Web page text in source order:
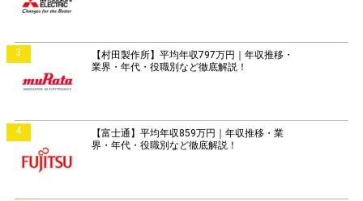
3
【村田製作所】平均年収797万円｜年収推移・
業界・年代・役職別など徹底解説！
4
【富士通】平均年収859万円｜年収推移・業
界・年代・役職別など徹底解説！